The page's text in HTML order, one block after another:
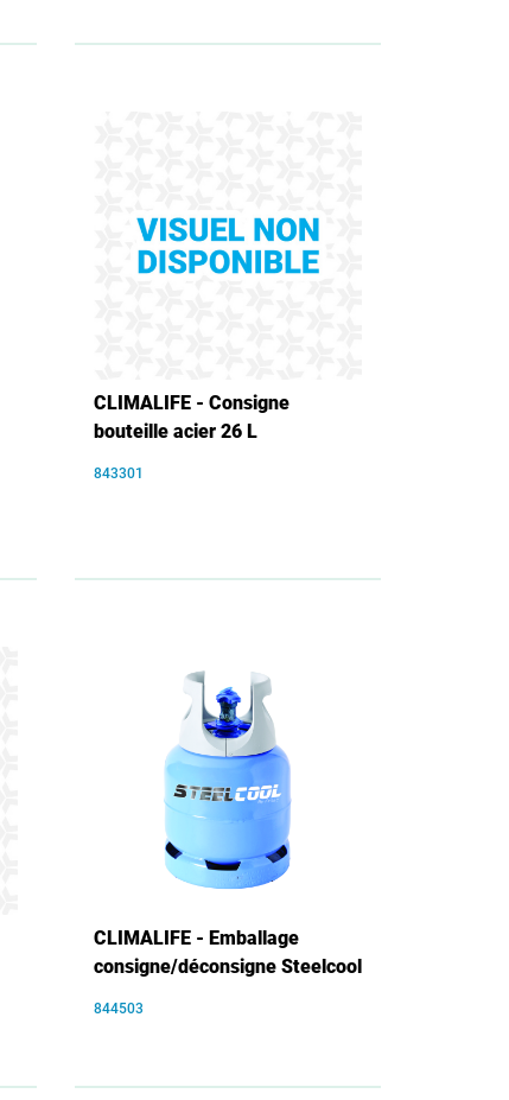
CLIMALIFE - Consigne
bouteille acier 26 L
843301
CLIMALIFE - Emballage
consigne/déconsigne Steelcool
844503